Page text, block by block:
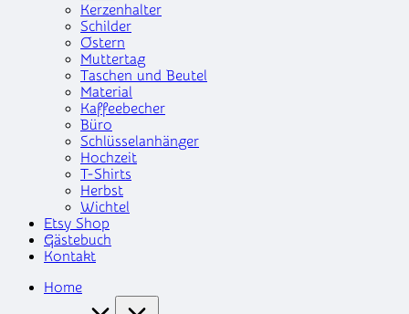
Kerzenhalter
Schilder
Ostern
Muttertag
Taschen und Beutel
Material
Kaffeebecher
Büro
Schlüsselanhänger
Hochzeit
T-Shirts
Herbst
Wichtel
Etsy Shop
Gästebuch
Kontakt
Home